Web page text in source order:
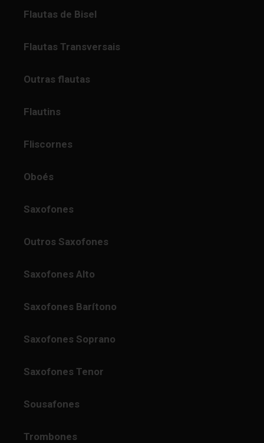
Flautas de Bisel
Flautas Transversais
Outras flautas
Flautins
Fliscornes
Oboés
Saxofones
Outros Saxofones
Saxofones Alto
Saxofones Barítono
Saxofones Soprano
Saxofones Tenor
Sousafones
Trombones